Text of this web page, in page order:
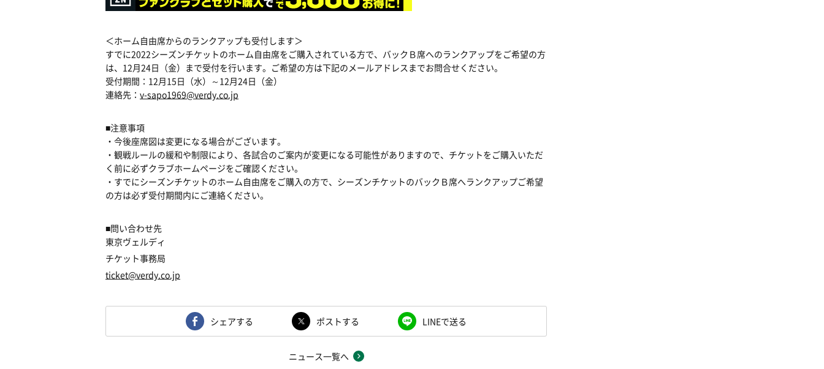
＜ホーム自由席からのランクアップも受付します＞
すでに2022シーズンチケットのホーム自由席をご購入されている方で、バックＢ席へのランクアップをご希望の方
は、12月24日（金）まで受付を行います。ご希望の方は下記のメールアドレスまでお問合せください。
受付期間：12月15日（水）～12月24日（金）
連絡先： v-sapo1969@verdy.co.jp
■注意事項
・今後座席図は変更になる場合がございます。
・観戦ルールの緩和や制限により、各試合のご案内が変更になる可能性がありますので、チケットをご購入いただ
く前に必ずクラブホームページをご確認ください。
・すでにシーズンチケットのホーム自由席をご購入の方で、シーズンチケットのバックＢ席へランクアップご希望
の方は必ず受付期間内にご連絡ください。
■問い合わせ先
東京ヴェルディ
チケット事務局
ticket@verdy.co.jp
シェアする ポストする LINEで送る
ニュース一覧へ